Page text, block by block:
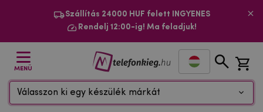
Szállítás 24000 HUF felett INGYENES
Rendelj 12:00-ig! Ma feladjuk!
MENÜ
Válasszon ki egy készülék márkát